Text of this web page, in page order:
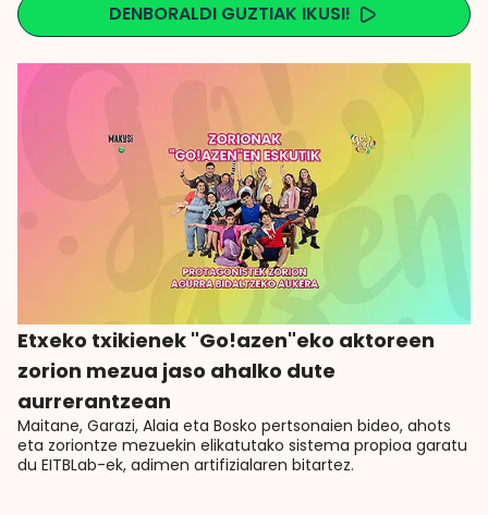
DENBORALDI GUZTIAK IKUSI!
Etxeko txikienek "Go!azen"eko aktoreen
zorion mezua jaso ahalko dute
aurrerantzean
Maitane, Garazi, Alaia eta Bosko pertsonaien bideo, ahots
eta zoriontze mezuekin elikatutako sistema propioa garatu
du EITBLab-ek, adimen artifizialaren bitartez.